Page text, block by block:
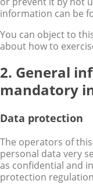
information can be
You can object to
about how to
2. General
mandatory
Data protection
The operators of
personal data very
as confidential and
protection